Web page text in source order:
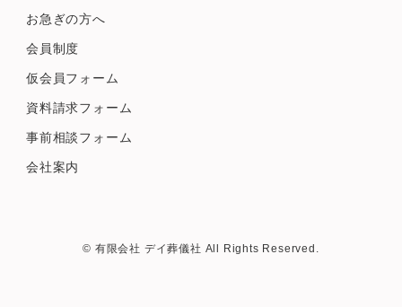
お急ぎの方へ
会員制度
仮会員フォーム
資料請求フォーム
事前相談フォーム
会社案内
© 有限会社 デイ葬儀社 All Rights Reserved.